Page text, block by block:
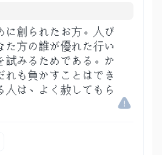
に創られたお方。人び
た方の誰が優れた行い
試みるためである。か
れも負かすことはでき
人は、よく赦してもら